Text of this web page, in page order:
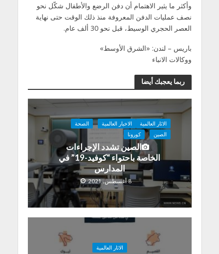
وأكثر ما يثير الاهتمام أن دفن الرضع والأطفال شكّل نحو
نصف عمليات الدفن المعروفة منذ ذلك الوقت حتى نهاية
العصر الحجري الوسيط، قبل نحو 30 ألف عام.
باريس – لندن: «الشرق الأوسط»
ووكالات الانباء
ربما يعجبك أيضا
الاثار العالمية الاخبار العالمية
الصحة
الصين
كورونا
الصين تشدد الإجراءات
الخاصة باحتواء “كوفيد-19” في
المدارس
8 أغسطس, 2021
الاثار العالمية